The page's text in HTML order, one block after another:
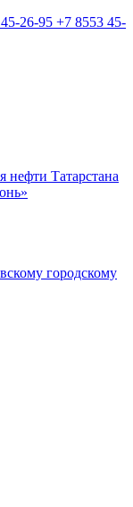
26-95 +7 8553 45-
нефти Татарстана
городскому